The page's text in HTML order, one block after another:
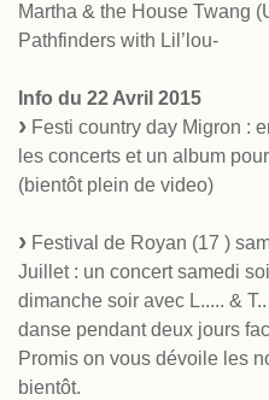
Martha & the House Twang
Pathfinders with Lil’lou-
Info du 22 Avril 2015
Festi country day Migron :
les concerts et un album
(bientôt plein de video)
Festival de Royan (17 )
Juillet : un concert samedi
dimanche soir avec L..... &
danse pendant deux jours
Promis on vous dévoile les
bientôt.